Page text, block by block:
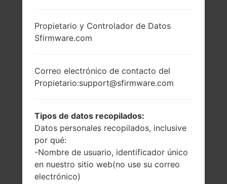
Propietario y Controlador de Datos
Sfirmware.com
Correo electrónico de contacto del
Propietario:support@sfirmware.com
Tipos de datos recopilados:
Datos personales recopilados, inclusive
por qué:
-Nombre de usuario, identificador único
en nuestro sitio web(no use su correo
electrónico)